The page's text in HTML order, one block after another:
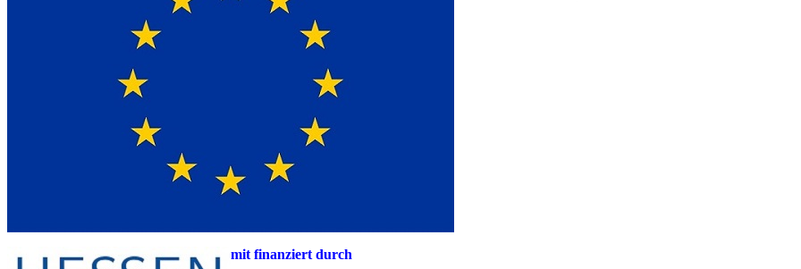
mit finanziert durch